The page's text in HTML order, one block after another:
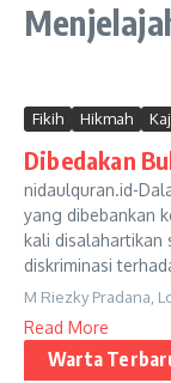
Fikih Hikmah
Dibedakan
nidaulquran.id-
yang dibebankan
kali disalahartikan
diskriminasi
M Riezky Pradana,
Read More
Warta